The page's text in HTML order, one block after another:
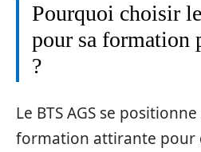
Pourquoi choisir
pour sa formation
?
Le BTS AGS se
formation attirante pour